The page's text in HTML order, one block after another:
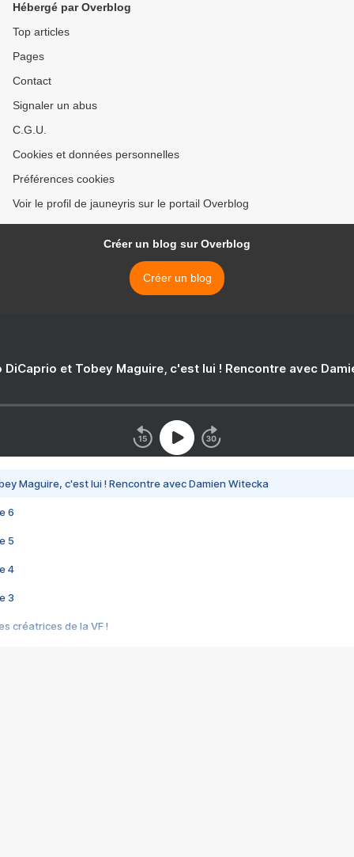
Hébergé par Overblog
Top articles
Pages
Contact
Signaler un abus
C.G.U.
Cookies et données personnelles
Préférences cookies
Voir le profil de jauneyris sur le portail Overblog
Créer un blog sur Overblog
Créer un blog
DiCaprio et Tobey Maguire, c'est lui ! Rencontre avec
Maguire, c'est lui ! Rencontre avec Damien Witecka
6
5
4
3
créatrices de la VF !